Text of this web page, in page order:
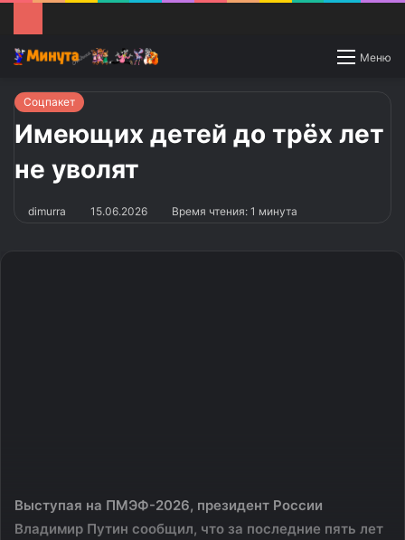
Меню
Switch
Соцпакет
Имеющих детей до трёх лет
не уволят
dimurra 15.06.2026 Время чтения: 1 минута
Выступая на ПМЭФ-2026, президент России
Владимир Путин сообщил, что за последние пять лет